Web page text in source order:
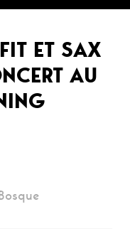
ET SAX
AU